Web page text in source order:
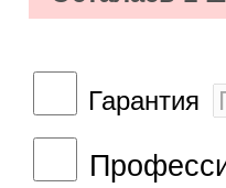
Гарантия